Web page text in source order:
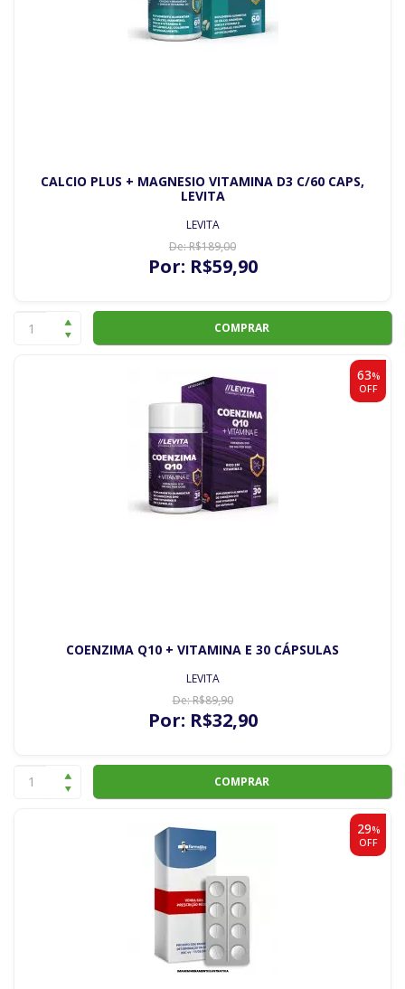
CALCIO PLUS + MAGNESIO VITAMINA D3 C/60 CAPS,
LEVITA
LEVITA
De:R$189,00
Por: R$59,90
COMPRAR
63%
OFF
COENZIMA Q10 + VITAMINA E 30 CÁPSULAS
LEVITA
De:R$89,90
Por: R$32,90
COMPRAR
29%
OFF